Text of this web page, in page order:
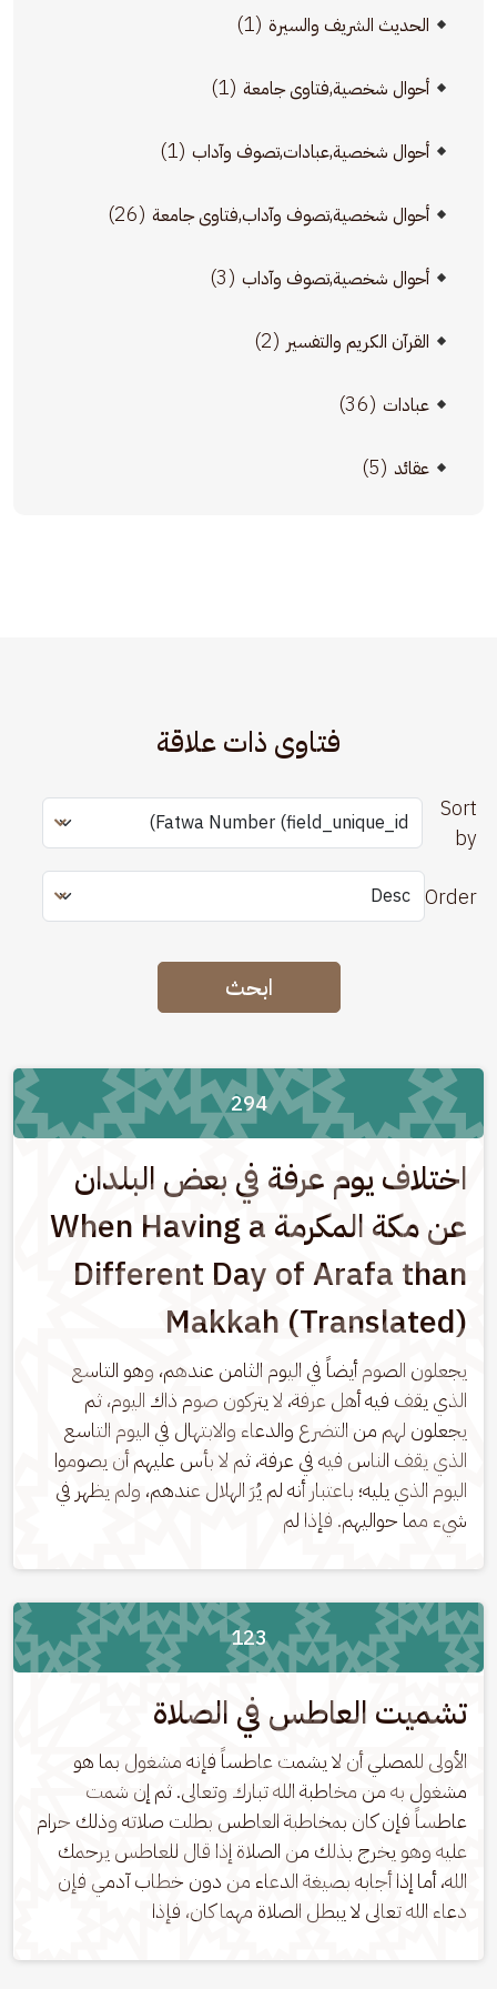
الحديث الشريف والسيرة (1)
أحوال شخصية,فتاوى جامعة (1)
أحوال شخصية,عبادات,تصوف وآداب (1)
أحوال شخصية,تصوف وآداب,فتاوى جامعة (26)
أحوال شخصية,تصوف وآداب (3)
القرآن الكريم والتفسير (2)
عبادات (36)
عقائد (5)
فتاوى ذات علاقة
Sort
by
Order
ابحث
294
اختلاف يوم عرفة في بعض البلدان
عن مكة المكرمة When Having a
Different Day of Arafa than
Makkah (Translated)
يجعلون الصوم أيضاً في اليوم الثامن عندهم، وهو التاسع
الذي يقف فيه أهل عرفة، لا يتركون صوم ذاك اليوم، ثم
يجعلون لهم من التضرع والدعاء والابتهال في اليوم التاسع
الذي يقف الناس فيه في عرفة، ثم لا بأس عليهم أن يصوموا
اليوم الذي يليه؛ باعتبار أنه لم يُرَ الهلال عندهم، ولم يظهر في
شيء مما حواليهم. فإذا لم
123
تشميت العاطس في الصلاة
الأولى للمصلي أن لا يشمت عاطساً فإنه مشغول بما هو
مشغول به من مخاطبة الله تبارك وتعالى. ثم إن شمت
عاطساً فإن كان بمخاطبة العاطس بطلت صلاته وذلك حرام
عليه وهو يخرج بذلك من الصلاة إذا قال للعاطس يرحمك
الله، أما إذا أجابه بصيغة الدعاء من دون خطاب آدمي فإن
دعاء الله تعالى لا يبطل الصلاة مهما كان، فإذا